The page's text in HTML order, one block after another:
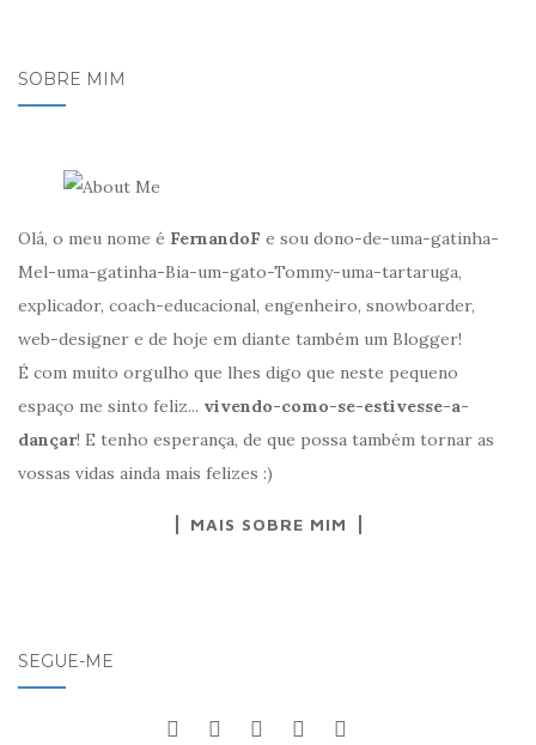
SOBRE MIM
Olá, o meu nome é FernandoF e sou dono-de-uma-gatinha-
Mel-uma-gatinha-Bia-um-gato-Tommy-uma-tartaruga,
explicador, coach-educacional, engenheiro, snowboarder,
web-designer e de hoje em diante também um Blogger!
É com muito orgulho que lhes digo que neste pequeno
espaço me sinto feliz... vivendo-como-se-estivesse-a-
dançar! E tenho esperança, de que possa também tornar as
vossas vidas ainda mais felizes :)
MAIS SOBRE MIM
SEGUE-ME